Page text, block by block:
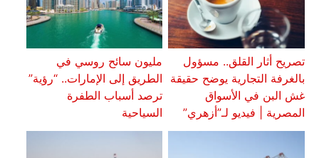
تصريح أثار القلق.. مسؤول
بالغرفة التجارية يوضح حقيقة
غش البن في الأسواق
المصرية | فيديو لـ”أزهري”
مليون سائح روسي في
الطريق إلى الإمارات.. “رؤية”
ترصد أسباب الطفرة
السياحية